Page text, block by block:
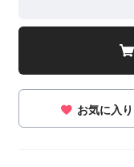
お気に入り